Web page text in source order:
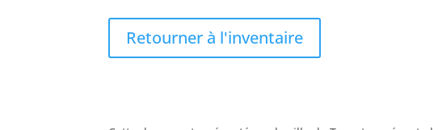
Retourner à l'inventaire